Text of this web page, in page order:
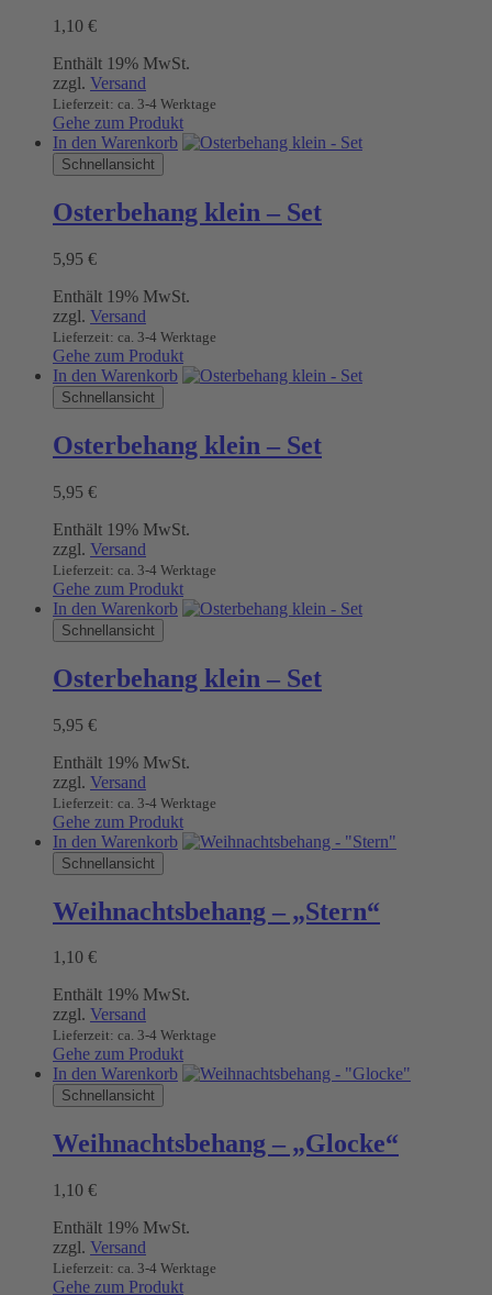
1,10 €
Enthält 19% MwSt.
zzgl. Versand
Lieferzeit: ca. 3-4 Werktage
Gehe zum Produkt
In den Warenkorb
Schnellansicht
Osterbehang klein – Set
5,95 €
Enthält 19% MwSt.
zzgl. Versand
Lieferzeit: ca. 3-4 Werktage
Gehe zum Produkt
In den Warenkorb
Schnellansicht
Osterbehang klein – Set
5,95 €
Enthält 19% MwSt.
zzgl. Versand
Lieferzeit: ca. 3-4 Werktage
Gehe zum Produkt
In den Warenkorb
Schnellansicht
Osterbehang klein – Set
5,95 €
Enthält 19% MwSt.
zzgl. Versand
Lieferzeit: ca. 3-4 Werktage
Gehe zum Produkt
In den Warenkorb
Schnellansicht
Weihnachtsbehang – „Stern“
1,10 €
Enthält 19% MwSt.
zzgl. Versand
Lieferzeit: ca. 3-4 Werktage
Gehe zum Produkt
In den Warenkorb
Schnellansicht
Weihnachtsbehang – „Glocke“
1,10 €
Enthält 19% MwSt.
zzgl. Versand
Lieferzeit: ca. 3-4 Werktage
Gehe zum Produkt